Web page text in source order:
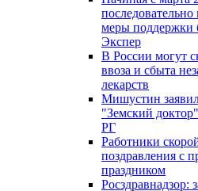
меры
Экспер
В России могут
ввоза и сбыта
лекарств
Мишустин
"Земский
РГ
Работники
поздравления с
праздником
Росздравнадзор: